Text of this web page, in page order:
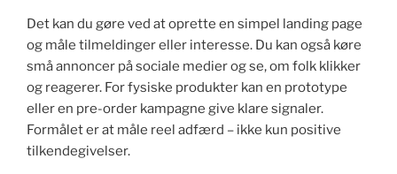
Det kan du gøre ved at oprette en simpel landing page
og måle tilmeldinger eller interesse. Du kan også køre
små annoncer på sociale medier og se, om folk klikker
og reagerer. For fysiske produkter kan en prototype
eller en pre-order kampagne give klare signaler.
Formålet er at måle reel adfærd – ikke kun positive
tilkendegivelser.